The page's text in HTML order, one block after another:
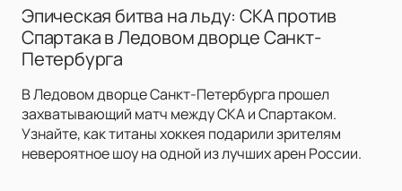
Эпическая битва на льду: СКА против
Спартака в Ледовом дворце Санкт-
Петербурга
В Ледовом дворце Санкт-Петербурга прошел
захватывающий матч между СКА и Спартаком.
Узнайте, как титаны хоккея подарили зрителям
невероятное шоу на одной из лучших арен России.